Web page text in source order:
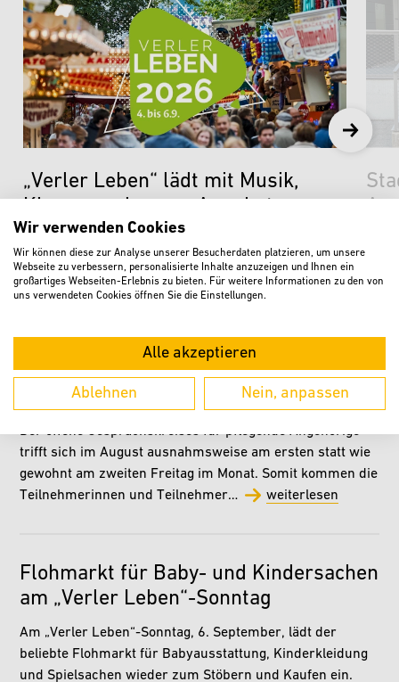
„Verler Leben“ lädt mit Musik,
Feiern ein
weiterlesen
KURZ BERICHTET
Offener Gesprächskreis für pflegende
Angehörige am 7. August
Der offene Gesprächskreises für pflegende Angehörige
trifft sich im August ausnahmsweise am ersten statt wie
gewohnt am zweiten Freitag im Monat. Somit kommen die
Teilnehmerinnen und Teilnehmer…
weiterlesen
Flohmarkt für Baby- und Kindersachen
am „Verler Leben“-Sonntag
Am „Verler Leben“-Sonntag, 6. September, lädt der
beliebte Flohmarkt für Babyausstattung, Kinderkleidung
und Spielsachen wieder zum Stöbern und Kaufen ein.
Wir verwenden Cookies
Wir können diese zur Analyse unserer Besucherdaten platzieren, um unsere
Webseite zu verbessern, personalisierte Inhalte anzuzeigen und Ihnen ein
großartiges Webseiten-Erlebnis zu bieten. Für weitere Informationen zu den von
uns verwendeten Cookies öffnen Sie die Einstellungen.
Alle akzeptieren
Ablehnen Nein, anpassen